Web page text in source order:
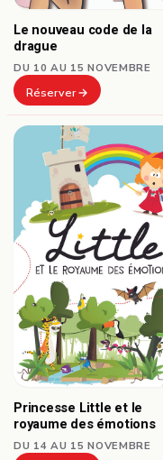
Le nouveau code de la
drague
DU 10 AU 15 NOVEMBRE
Réserver
Princesse Little et le
royaume des émotions
DU 14 AU 15 NOVEMBRE